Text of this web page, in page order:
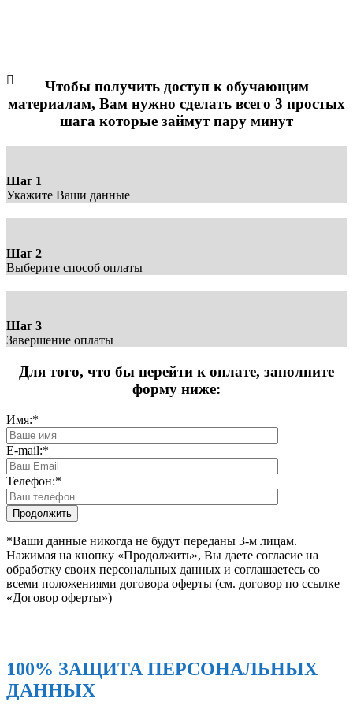
Чтобы получить доступ к обучающим
материалам, Вам нужно сделать всего 3 простых
шага которые займут пару минут
Шаг 1
Укажите Ваши данные
Шаг 2
Выберите способ оплаты
Шаг 3
Завершение оплаты
Для того, что бы перейти к оплате, заполните
форму ниже:
Имя:*
E-mail:*
Телефон:*
*Ваши данные никогда не будут переданы 3-м лицам.
Нажимая на кнопку «Продолжить», Вы даете согласие на
обработку своих персональных данных и соглашаетесь со
всеми положениями договора оферты (см. договор по ссылке
«Договор оферты»)
100% ЗАЩИТА ПЕРСОНАЛЬНЫХ
ДАННЫХ